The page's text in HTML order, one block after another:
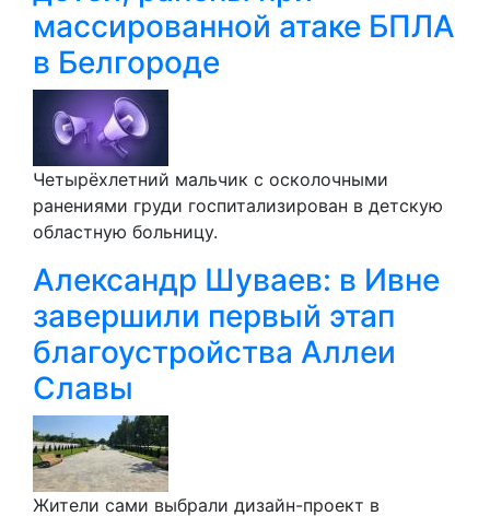
массированной атаке БПЛА
в Белгороде
Четырёхлетний мальчик с осколочными
ранениями груди госпитализирован в детскую
областную больницу.
Александр Шуваев: в Ивне
завершили первый этап
благоустройства Аллеи
Славы
Жители сами выбрали дизайн-проект в